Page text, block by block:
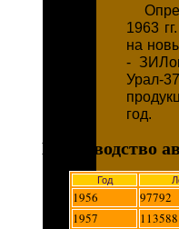
1963
на
-
Урал-
год.
Производство
Год
1956 97792
1957
113588